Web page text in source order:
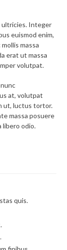
ultricies. Integer
euismod enim,
massa
erat ut massa
volutpat.
at, volutpat
ut, luctus tortor.
massa posuere
libero odio.
quis.